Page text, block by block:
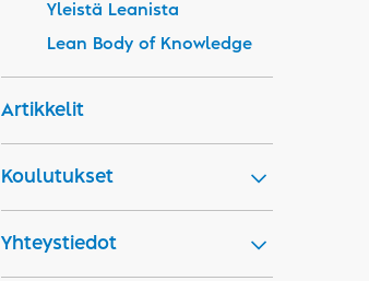
Yleistä Leanista
Lean Body of Knowledge
Artikkelit
Koulutukset
Yhteystiedot